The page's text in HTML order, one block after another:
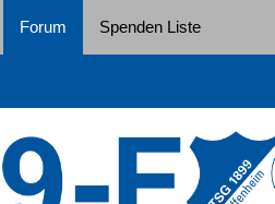
Forum Spenden Liste